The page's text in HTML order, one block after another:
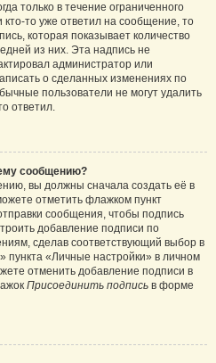
только в течение ограниченного
то уже ответил на сообщение, то
которая показывает количество
из них. Эта надпись не
администратор или
о сделанных изменениях по
пользователи не могут удалить
ответил.
сообщению?
вы должны сначала создать её в
отметить флажком пункт
сообщения, чтобы подпись
добавление подписи по
сделав соответствующий выбор в
«Личные настройки» в личном
отменить добавление подписи в
Присоединить подпись в форме